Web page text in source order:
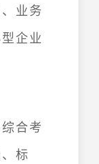
业务
企业
合考
标